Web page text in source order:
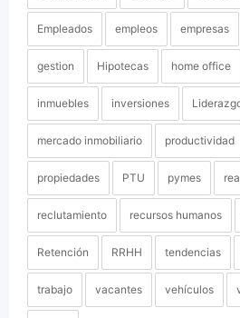
Empleados empleos empresas
gestion Hipotecas home office
inmuebles inversiones
mercado inmobiliario productividad
propiedades PTU pymes
reclutamiento recursos humanos
Retención RRHH tendencias
trabajo vacantes vehículos